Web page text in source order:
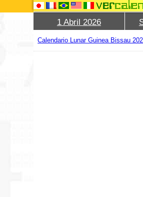
1 Abril 2026
Calendario Lunar Guinea Bissau